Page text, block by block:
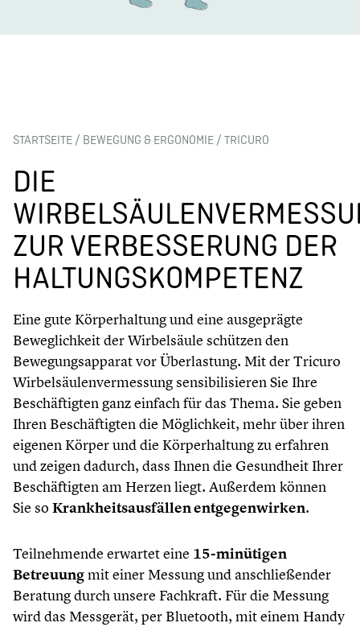
STARTSEITE / BEWEGUNG & ERGONOMIE / TRICURO
DIE
ZUR VERBESSERUNG DER
HALTUNGSKOMPETENZ
Eine gute Körperhaltung und eine ausgeprägte
Beweglichkeit der Wirbelsäule schützen den
Bewegungsapparat vor Überlastung. Mit der Tricuro
Wirbelsäulenvermessung sensibilisieren Sie Ihre
Beschäftigten ganz einfach für das Thema. Sie geben
Ihren Beschäftigten die Möglichkeit, mehr über ihren
eigenen Körper und die Körperhaltung zu erfahren
und zeigen dadurch, dass Ihnen die Gesundheit Ihrer
Beschäftigten am Herzen liegt. Außerdem können
Sie so Krankheitsausfällen entgegenwirken.
Teilnehmende erwartet eine 15-minütigen
Betreuungmit einer Messung und anschließender
Beratung durch unsere Fachkraft. Für die Messung
wird das Messgerät, per Bluetooth, mit einem Handy